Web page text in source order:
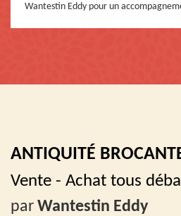
Wantestin Eddy pour un
ANTIQUITÉ
Vente - Achat tous
par Wantestin Eddy